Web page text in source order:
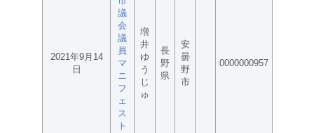
2021年9月14
日
議
会
議
員
マ
ニ
フ
ェ
ス
ト
増
井
ゆ
う
じ
ゅ
長
野
県
安
曇
野
市
0000000957